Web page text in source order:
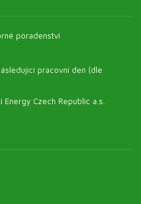
poradenství
pracovní den (dle
Czech Republic a.s.